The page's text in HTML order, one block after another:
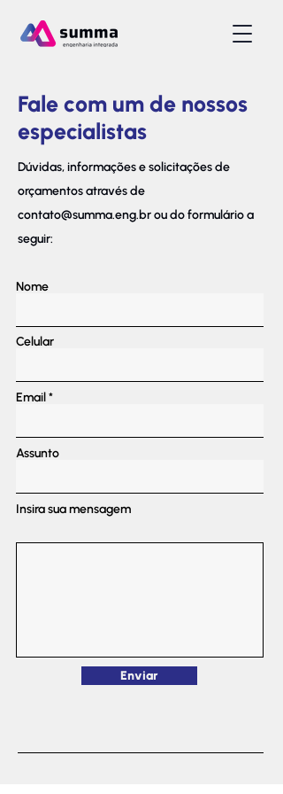
Fale com um de nossos
especialistas
Dúvidas, informações e solicitações de
orçamentos através de
contato@summa.eng.brou do formulário a
seguir:
Nome
Celular
Email
Assunto
Insira sua mensagem
Enviar